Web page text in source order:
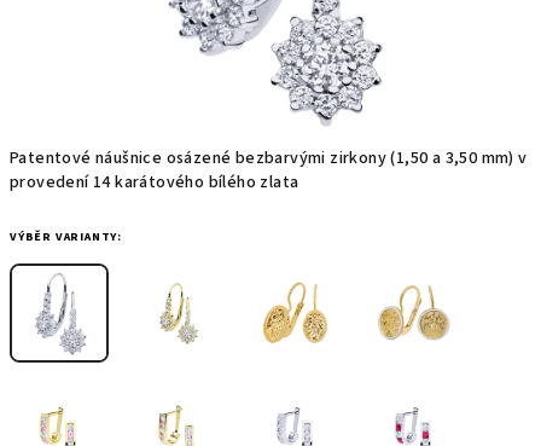
Patentové náušnice osázené bezbarvými zirkony (1,50 a 3,50 mm) v
provedení 14 karátového bílého zlata
VÝBĚR VARIANTY: